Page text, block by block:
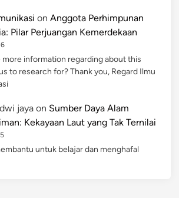
on Anggota Perhimpunan
Pilar Perjuangan Kemerdekaan
more information regarding about this
to research for? Thank you, Regard Ilmu
jaya on Sumber Daya Alam
Kekayaan Laut yang Tak Ternilai
untuk belajar dan menghafal